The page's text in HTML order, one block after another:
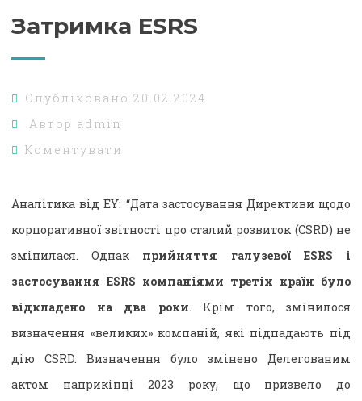
Затримка ESRS
Опубліковано 20.02.2024
Автор admin
Коментувати
Аналітика від EY: “Дата застосування Директиви щодо
корпоративної звітності про сталий розвиток (CSRD) не
змінилася. Однак прийняття галузевої ESRS і
застосування ESRS компаніями третіх країн було
відкладено на два роки. Крім того, змінилося
визначення «великих» компаній, які підпадають під
дію CSRD. Визначення було змінено Делегованим
актом наприкінці 2023 року, що призвело до